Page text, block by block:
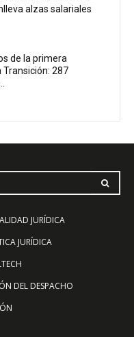
alzas salariales
de la primera
287
JURÍDICA
JURÍDICA
DEL DESPACHO